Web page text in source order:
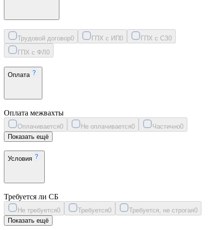
Трудовой договор0 ГПХ с ИП0 ГПХ с СЗ0
ГПХ с ФЛ 0
Оплата
Оплата межвахты
Оплачивается0 Не оплачивается0 Частично0
Показать ещё
Условия
Требуется ли СБ
Не требуется0 Требуется0 Требуется, не строгая0
Показать ещё